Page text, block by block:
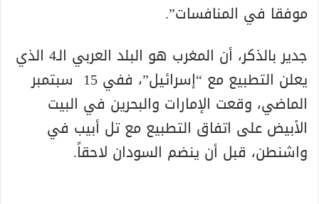
موفقا في المنافسات”.
جدير بالذكر، أن المغرب هو البلد العربي الـ4 الذي
يعلن التطبيع مع “إسرائيل”، ففي 15 سبتمبر
الماضي، وقعت الإمارات والبحرين في البيت
الأبيض على اتفاق التطبيع مع تل أبيب في
واشنطن، قبل أن ينضم السودان لاحقاً.